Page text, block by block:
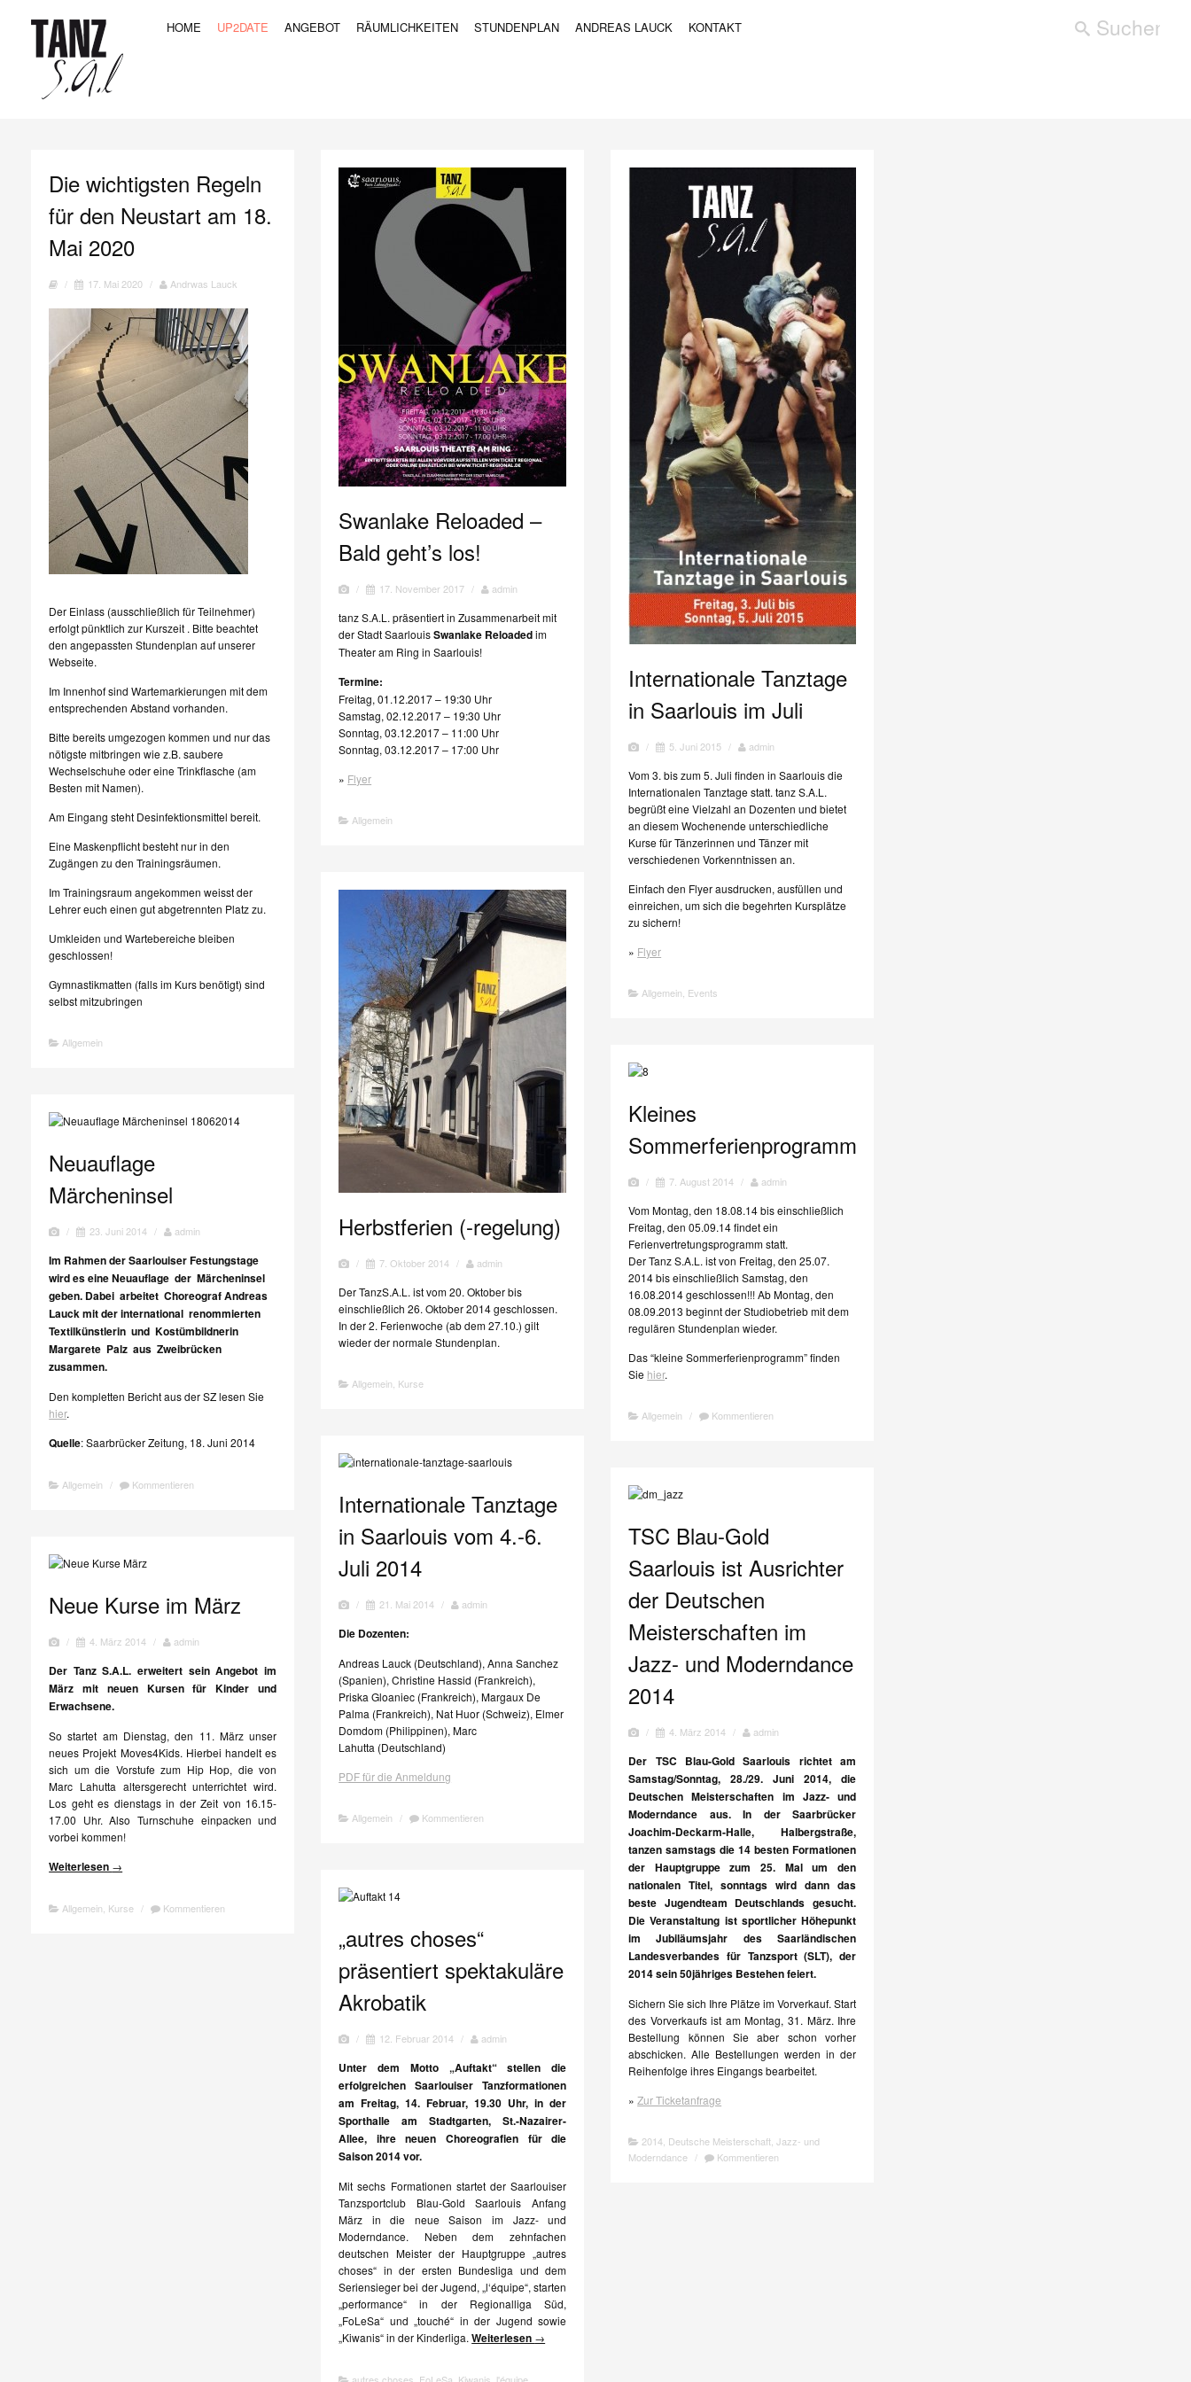
HOME UP2DATE ANGEBOT RÄUMLICHKEITEN STUNDENPLAN ANDREAS LAUCK KONTAKT
Die wichtigsten Regeln
für den Neustart am 18.
Mai 2020
/ 17. Mai 2020 / Andrwas Lauck
Der Einlass (ausschließlich für Teilnehmer)
erfolgt pünktlich zur Kurszeit . Bitte beachtet
den angepassten Stundenplan auf unserer
Webseite.
Im Innenhof sind Wartemarkierungen mit dem
entsprechenden Abstand vorhanden.
Bitte bereits umgezogen kommen und nur das
nötigste mitbringen wie z.B. saubere
Wechselschuhe oder eine Trinkflasche (am
Besten mit Namen).
Am Eingang steht Desinfektionsmittel bereit.
Eine Maskenpflicht besteht nur in den
Zugängen zu den Trainingsräumen.
Im Trainingsraum angekommen weisst der
Lehrer euch einen gut abgetrennten Platz zu.
Umkleiden und Wartebereiche bleiben
geschlossen!
Gymnastikmatten (falls im Kurs benötigt) sind
selbst mitzubringen
Allgemein
Swanlake Reloaded –
Bald geht’s los!
/ 17. November 2017 / admin
tanz S.A.L. präsentiert in Zusammenarbeit mit
der Stadt SaarlouisSwanlake Reloadedim
Theater am Ring in Saarlouis!
Termine:
Freitag, 01.12.2017 – 19:30 Uhr
Samstag, 02.12.2017 – 19:30 Uhr
Sonntag, 03.12.2017 – 11:00 Uhr
Sonntag, 03.12.2017 – 17:00 Uhr
» Flyer
Allgemein
Internationale Tanztage
in Saarlouis im Juli
/ 5. Juni 2015 / admin
Vom 3. bis zum 5. Juli finden in Saarlouis die
Internationalen Tanztage statt. tanz S.A.L.
begrüßt eine Vielzahl an Dozenten und bietet
an diesem Wochenende unterschiedliche
Kurse für Tänzerinnen und Tänzer mit
verschiedenen Vorkenntnissen an.
Einfach den Flyer ausdrucken, ausfüllen und
einreichen, um sich die begehrten Kursplätze
zu sichern!
» Flyer
Allgemein Events
Herbstferien (-regelung)
/ 7. Oktober 2014 / admin
Der TanzS.A.L. ist vom 20. Oktober bis
einschließlich 26. Oktober 2014 geschlossen.
In der 2. Ferienwoche (ab dem 27.10.) gilt
wieder der normale Stundenplan.
Allgemein Kurse
Kleines
Sommerferienprogramm
/ 7. August 2014 / admin
Vom Montag, den 18.08.14 bis einschließlich
Freitag, den 05.09.14 findet ein
Ferienvertretungsprogramm statt.
Der Tanz S.A.L. ist von Freitag, den 25.07.
2014 bis einschließlich Samstag, den
16.08.2014 geschlossen!!! Ab Montag, den
08.09.2013 beginnt der Studiobetrieb mit dem
regulären Stundenplan wieder.
Das “kleine Sommerferienprogramm” finden
Sie hier.
Allgemein / Kommentieren
Neuauflage
Märcheninsel
/ 23. Juni 2014 / admin
Im Rahmen der Saarlouiser Festungstage
wird es eine Neuauflage der Märcheninsel
geben. Dabei arbeitet Choreograf Andreas
Lauck mit der international renommierten
Textilkünstlerin und Kostümbildnerin
Margarete Palz aus Zweibrücken
zusammen.
Den kompletten Bericht aus der SZ lesen Sie
hier.
Quelle: Saarbrücker Zeitung, 18. Juni 2014
Allgemein / Kommentieren
Internationale Tanztage
in Saarlouis vom 4.-6.
Juli 2014
/ 21. Mai 2014 / admin
Die Dozenten:
Andreas Lauck (Deutschland), Anna Sanchez
(Spanien), Christine Hassid (Frankreich),
Priska Gloaniec (Frankreich), Margaux De
Palma (Frankreich), Nat Huor (Schweiz), Elmer
Domdom (Philippinen), Marc
Lahutta (Deutschland)
PDF für die Anmeldung
Allgemein / Kommentieren
TSC Blau-Gold
Saarlouis ist Ausrichter
der Deutschen
Meisterschaften im
Jazz- und Moderndance
2014
/ 4. März 2014 / admin
Der TSC Blau-Gold Saarlouis richtet am
Samstag/Sonntag, 28./29. Juni 2014, die
Deutschen Meisterschaften im Jazz- und
Moderndance aus. In der Saarbrücker
Joachim-Deckarm-Halle, Halbergstraße,
tanzen samstags die 14 besten Formationen
der Hauptgruppe zum 25. Mal um den
nationalen Titel, sonntags wird dann das
beste Jugendteam Deutschlands gesucht.
Die Veranstaltung ist sportlicher Höhepunkt
im Jubiläumsjahr des Saarländischen
Landesverbandes für Tanzsport (SLT), der
2014 sein 50jähriges Bestehen feiert.
Sichern Sie sich Ihre Plätze im Vorverkauf. Start
des Vorverkaufs ist am Montag, 31. März. Ihre
Bestellung können Sie aber schon vorher
abschicken. Alle Bestellungen werden in der
Reihenfolge ihres Eingangs bearbeitet.
»Zur Ticketanfrage
2014 Deutsche Meisterschaft ,Jazz- und
Moderndance / Kommentieren
Neue Kurse im März
/ 4. März 2014 / admin
Der Tanz S.A.L. erweitert sein Angebot im
März mit neuen Kursen für Kinder und
Erwachsene.
So startet am Dienstag, den 11. März unser
neues Projekt Moves4Kids. Hierbei handelt es
sich um die Vorstufe zum Hip Hop, die von
Marc Lahutta altersgerecht unterrichtet wird.
Los geht es dienstags in der Zeit von 16.15-
17.00 Uhr. Also Turnschuhe einpacken und
vorbei kommen!
Weiterlesen →
Allgemein Kurse / Kommentieren
„autres choses“
präsentiert spektakuläre
Akrobatik
/ 12. Februar 2014 / admin
Unter dem Motto „Auftakt“ stellen die
erfolgreichen Saarlouiser Tanzformationen
am Freitag, 14. Februar, 19.30 Uhr, in der
Sporthalle am Stadtgarten, St.-Nazairer-
Allee, ihre neuen Choreografien für die
Saison 2014 vor.
Mit sechs Formationen startet der Saarlouiser
Tanzsportclub Blau-Gold Saarlouis Anfang
März in die neue Saison im Jazz- und
Moderndance. Neben dem zehnfachen
deutschen Meister der Hauptgruppe „autres
choses“ in der ersten Bundesliga und dem
Seriensieger bei der Jugend, „l‘équipe“, starten
„performance“ in der Regionalliga Süd,
„FoLeSa“ und „touché“ in der Jugend sowie
„Kiwanis“ in der Kinderliga.Weiterlesen →
autres choses FoLeSa Kiwanis l'équipe